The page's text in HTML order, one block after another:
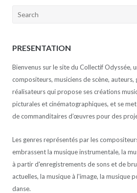
Search
PRESENTATION
Bienvenus sur le site du Collectif Odyssée,
compositeurs, musiciens de scène,
réalisateurs qui propose ses créations
picturales et cinématographiques, et se
de commanditaires d’œuvres pour des
Les genres représentés par les
embrassent la musique instrumentale, la
à partir d'enregistrements de sons et de
actuelles, la musique à l'image, la musique
danse.